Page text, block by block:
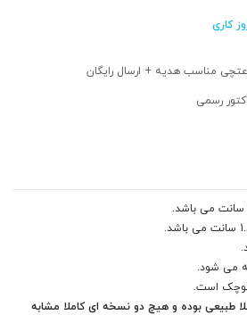
مناسب هدیه + ارسال رایگان
می شود.
است.
طبیعی بوده و هیچ دو نسخه ای کاملا مشابه